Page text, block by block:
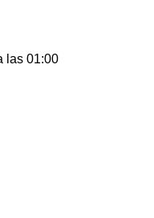
las 01:00